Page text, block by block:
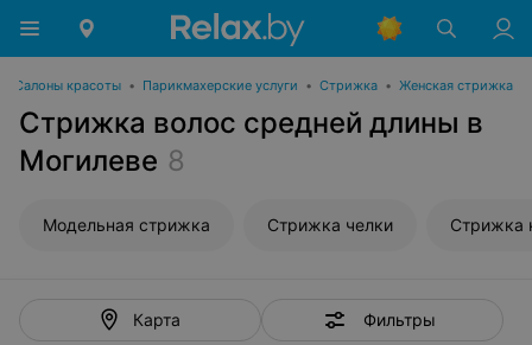
Салоны красоты • Парикмахерские услуги • Стрижка • Женская стрижка
Стрижка волос средней длины в
Могилеве 8
Модельная стрижка Стрижка челки Стрижка
Карта Фильтры